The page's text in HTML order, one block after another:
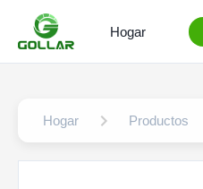
Hogar
Hogar Productos